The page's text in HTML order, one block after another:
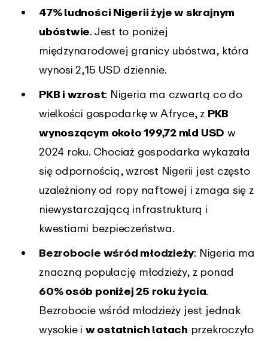
47% ludności Nigerii żyje w skrajnym
ubóstwie. Jest to poniżej
międzynarodowej granicy ubóstwa, która
wynosi 2,15 USD dziennie.
PKB i wzrost: Nigeria ma czwartą co do
wielkości gospodarkę w Afryce, z PKB
wynoszącym około 199,72 mld USD w
2024 roku. Chociaż gospodarka wykazała
się odpornością, wzrost Nigerii jest często
uzależniony od ropy naftowej i zmaga się z
niewystarczającą infrastrukturą i
kwestiami bezpieczeństwa.
Bezrobocie wśród młodzieży: Nigeria ma
znaczną populację młodzieży, z ponad
60% osób poniżej 25 roku życia.
Bezrobocie wśród młodzieży jest jednak
wysokie i w ostatnich latach przekroczyło